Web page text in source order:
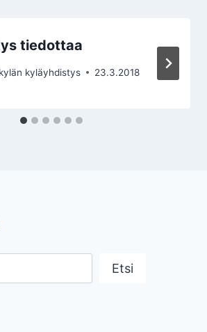
tiedottaa
kyläyhdistys 23.3.2018
Etsi